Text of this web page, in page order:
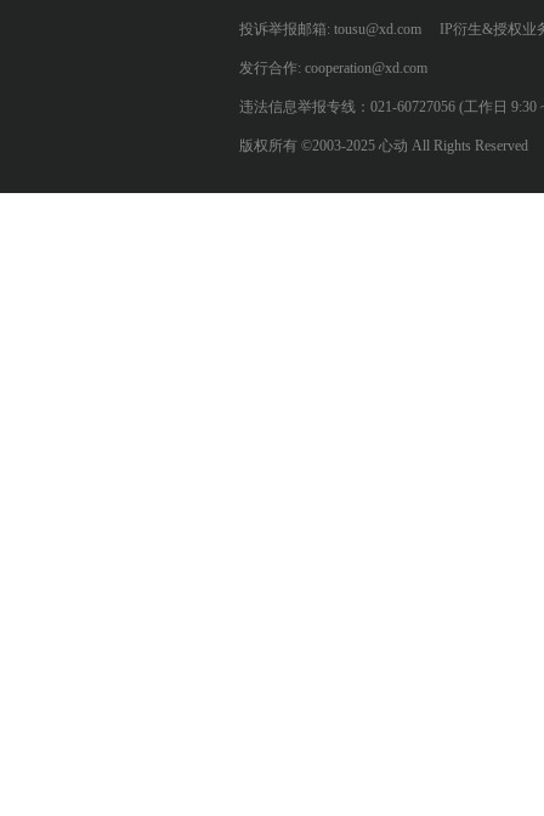
投诉举报邮箱: tousu@xd.com IP衍生&授权业
发行合作: cooperation@xd.com
违法信息举报专线：021-60727056 (工作日 9:30
版权所有 ©2003-2025 心动 All Rights Reserved